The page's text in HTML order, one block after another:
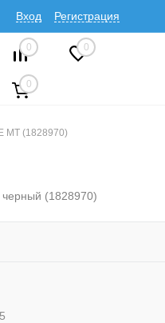
Вход Регистрация
0 0
0
MT (1828970)
(1828970)